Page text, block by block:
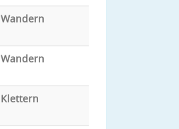
Wandern
Wandern
Klettern